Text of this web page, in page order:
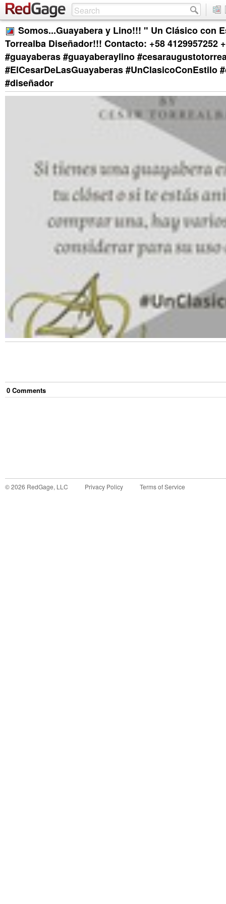
Somos...Guayabera y Lino!!! " Un Clásico con
Torrealba Diseñador!!! Contacto: +58 4129957252
#guayaberas #guayaberaylino
#ElCesarDeLasGuayaberas #UnClasicoConEstilo
#diseñador
0 Comments
©2026 RedGage, LLC Privacy Policy Terms of Service